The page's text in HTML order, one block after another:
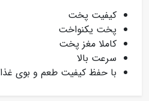
کیفیت پخت
پخت یکنواخت
کاملا مغز پخت
سرعت بالا
با حفظ کیفیت طعم و بوی غذا